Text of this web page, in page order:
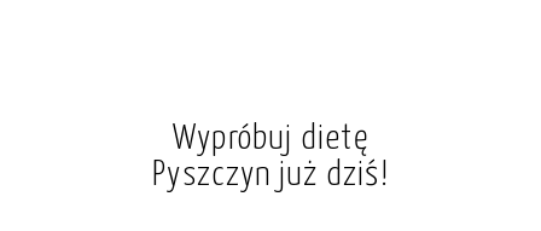
Wypróbuj dietę
Pyszczyn już dziś!